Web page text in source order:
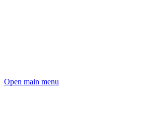
Open main menu